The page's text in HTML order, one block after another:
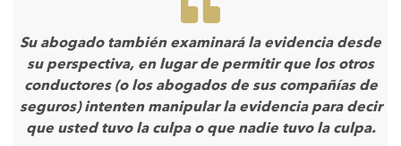
Su abogado también examinará la evidencia desde
su perspectiva, en lugar de permitir que los otros
conductores (o los abogados de sus compañías de
seguros) intenten manipular la evidencia para decir
que usted tuvo la culpa o que nadie tuvo la culpa.